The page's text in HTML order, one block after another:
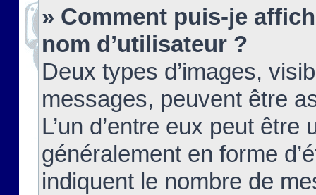
» Comment puis-je
nom d’utilisateur ?
Deux types d’images,
messages, peuvent être
L’un d’entre eux peut
généralement en forme
indiquent le nombre de